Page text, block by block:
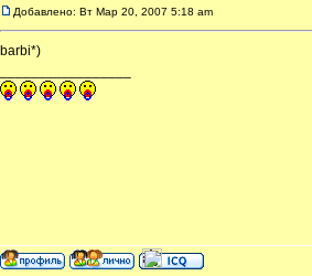
Добавлено: Вт Мар 20, 2007 5:18 am
barbi*)